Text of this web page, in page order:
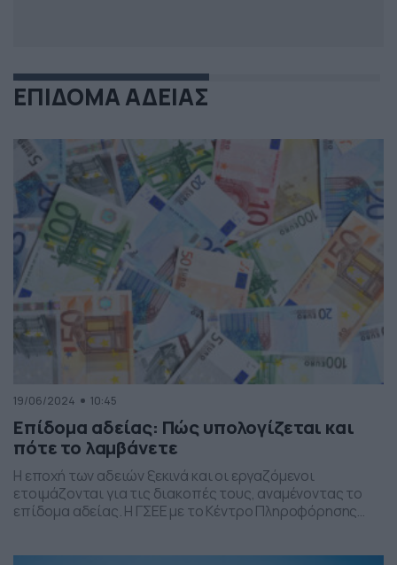
ΕΠΙΔΟΜΑ ΑΔΕΙΑΣ
19/06/2024 10:45
Επίδομα αδείας: Πώς υπολογίζεται και
πότε το λαμβάνετε
Η εποχή των αδειών ξεκινά και οι εργαζόμενοι
ετοιμάζονται για τις διακοπές τους, αναμένοντας το
επίδομα αδείας. Η ΓΣΕΕ με το Κέντρο Πληροφόρησης